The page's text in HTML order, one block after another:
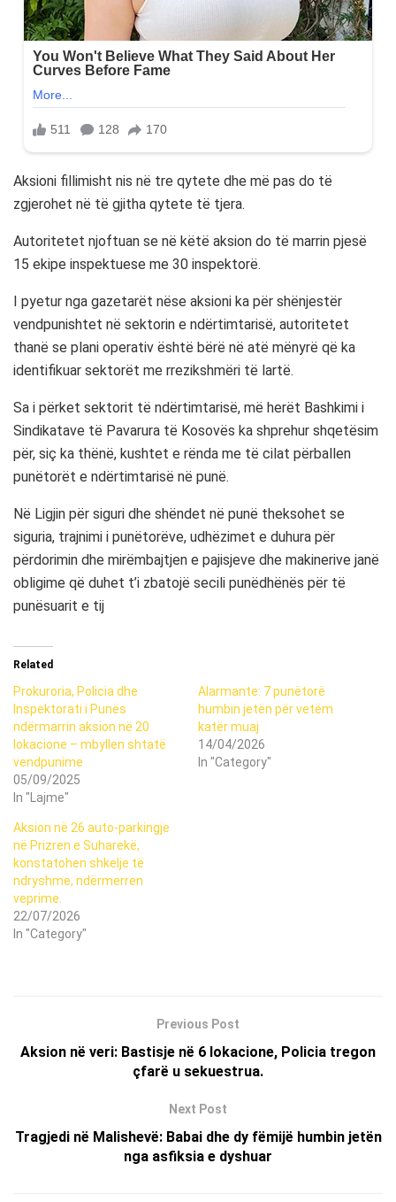
Aksioni fillimisht nis në tre qytete dhe më pas do të
zgjerohet në të gjitha qytete të tjera.
Autoritetet njoftuan se në këtë aksion do të marrin pjesë
15 ekipe inspektuese me 30 inspektorë.
I pyetur nga gazetarët nëse aksioni ka për shënjestër
vendpunishtet në sektorin e ndërtimtarisë, autoritetet
thanë se plani operativ është bërë në atë mënyrë që ka
identifikuar sektorët me rrezikshmëri të lartë.
Sa i përket sektorit të ndërtimtarisë, më herët Bashkimi i
Sindikatave të Pavarura të Kosovës ka shprehur shqetësim
për, siç ka thënë, kushtet e rënda me të cilat përballen
punëtorët e ndërtimtarisë në punë.
Në Ligjin për siguri dhe shëndet në punë theksohet se
siguria, trajnimi i punëtorëve, udhëzimet e duhura për
përdorimin dhe mirëmbajtjen e pajisjeve dhe makinerive janë
obligime që duhet t’i zbatojë secili punëdhënës për të
punësuarit e tij
Related
Prokuroria, Policia dhe
Inspektorati i Punës
ndërmarrin aksion në 20
lokacione – mbyllen shtatë
vendpunime
05/09/2025
In "Lajme"
Alarmante: 7 punëtorë
humbin jetën për vetëm
katër muaj
14/04/2026
In "Category"
Aksion në 26 auto-parkingje
në Prizren e Suharekë,
konstatohen shkelje të
ndryshme, ndërmerren
veprime.
22/07/2026
In "Category"
Previous Post
Aksion në veri: Bastisje në 6 lokacione, Policia tregon
çfarë u sekuestrua.
Next Post
Tragjedi në Malishevë: Babai dhe dy fëmijë humbin jetën
nga asfiksia e dyshuar